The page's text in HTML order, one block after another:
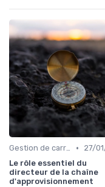
Gestion de carrière •
27/
Le rôle essentiel du
directeur de la chaîne
d'approvisionnement